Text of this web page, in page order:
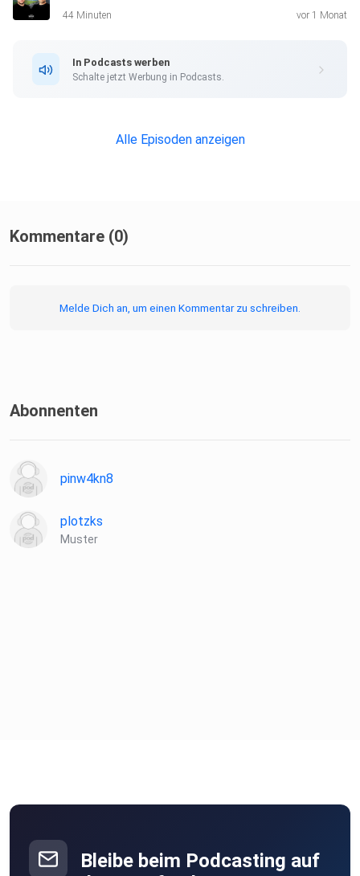
44 Minuten vor 1 Monat
In Podcasts werben
Schalte jetzt Werbung in Podcasts.
Alle Episoden anzeigen
Kommentare (0)
Melde Dich an, um einen Kommentar zu schreiben.
Abonnenten
pinw4kn8
plotzks
Muster
Bleibe beim Podcasting auf